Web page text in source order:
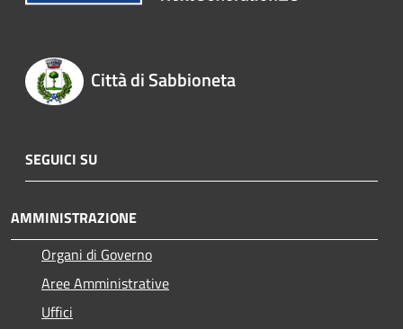
Città di Sabbioneta
SEGUICI SU
AMMINISTRAZIONE
Organi di Governo
Aree Amministrative
Uffici